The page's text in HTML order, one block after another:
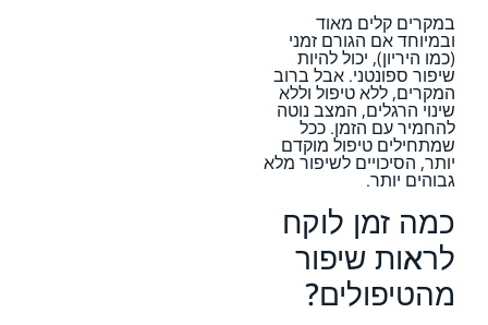
במקרים קלים מאוד
ובמיוחד אם הגורם זמני
(כמו היריון), יכול להיות
שיפור ספונטני. אבל ברוב
המקרים, ללא טיפול וללא
שינוי הרגלים, המצב נוטה
להחמיר עם הזמן. ככל
שמתחילים טיפול מוקדם
יותר, הסיכויים לשיפור מלא
גבוהים יותר.
כמה זמן לוקח
לראות שיפור
מהטיפולים?